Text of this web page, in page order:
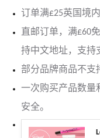
订单满£25英国境内
直邮订单，满£60
持中文地址，支持
部分品牌商品不支
一次购买产品数量
安全。